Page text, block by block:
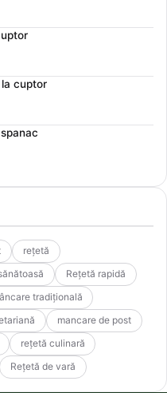
cuptor
rețetă
Rețetă rapidă
tradițională
mancare de post
rețetă culinară
Rețetă de vară